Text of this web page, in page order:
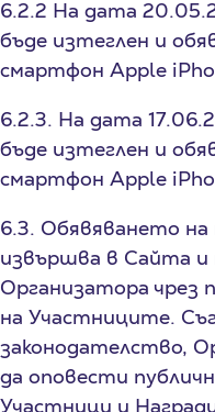
6.2.2 На дата
бъде изтеглен и
смартфон Apple
6.2.3. На дата
бъде изтеглен и
смартфон Apple
6.3. Обявяването
извършва в Сайта и
Организатора чрез
на Участниците.
законодателство,
да оповести
Участници и